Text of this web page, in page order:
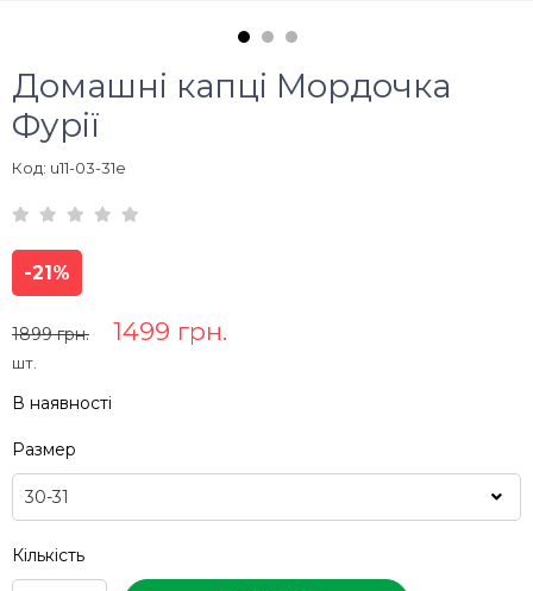
Домашні капці Мордочка
Фурії
Код: u11-03-31e
-21%
1899 грн. 1499 грн.
шт.
В наявності
Размер
Кількість